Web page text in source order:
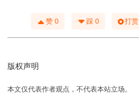
赞 0 踩 0 打赏
版权声明
本文仅代表作者观点，不代表本站立场。